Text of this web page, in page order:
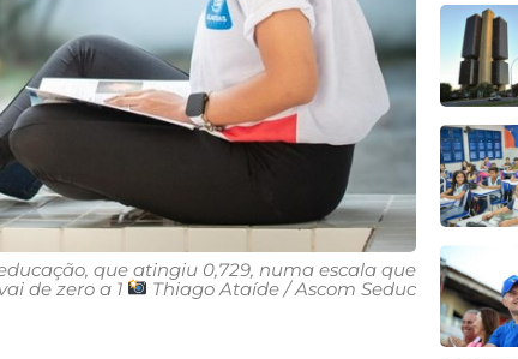
que atingiu 0,729, numa escala que
vai de zero a 1
Thiago Ataíde / Ascom Seduc